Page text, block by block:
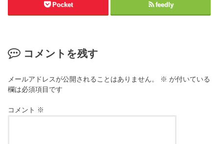
Pocket feedly
コメントを残す
メールアドレスが公開されることはありません。 ※ が付いている
欄は必須項目です
コメント ※